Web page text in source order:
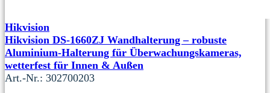
Hikvision
Hikvision DS-1660ZJ Wandhalterung – robuste
Aluminium-Halterung für Überwachungskameras,
wetterfest für Innen & Außen
Art.-Nr.: 302700203